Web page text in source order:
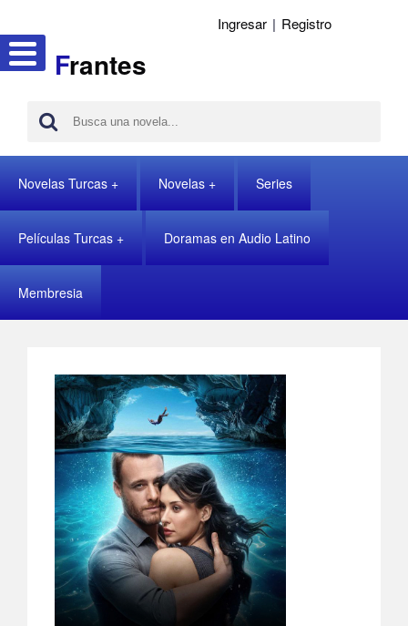
Frantes
Ingresar | Registro
Novelas Turcas Novelas Series
Películas Turcas Doramas en Audio Latino
Membresia